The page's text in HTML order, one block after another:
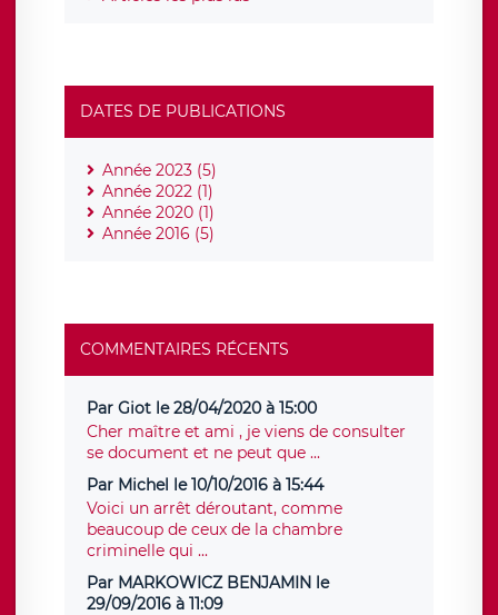
DATES DE PUBLICATIONS
Année 2023 (5)
Année 2022 (1)
Année 2020 (1)
Année 2016 (5)
COMMENTAIRES RÉCENTS
Par Giot le 28/04/2020 à 15:00
Cher maître et ami , je viens de consulter
se document et ne peut que ...
Par Michel le 10/10/2016 à 15:44
Voici un arrêt déroutant, comme
beaucoup de ceux de la chambre
criminelle qui ...
Par MARKOWICZ BENJAMIN le
29/09/2016 à 11:09